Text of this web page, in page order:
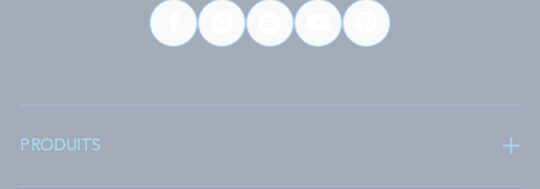
PRODUITS